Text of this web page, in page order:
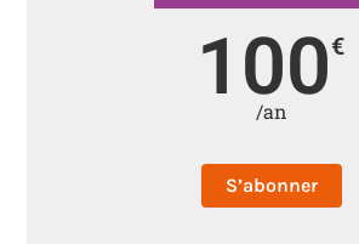
100€
/an
S’abonner